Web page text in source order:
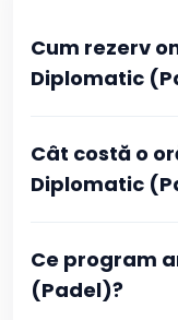
Cum rezerv
Diplomatic
din pagina
recepție. Alegi
real și selectezi
tranzacția este
în contul tău
detaliile rezervării.
Cât costă o
Diplomatic
Ce program
(Padel)?